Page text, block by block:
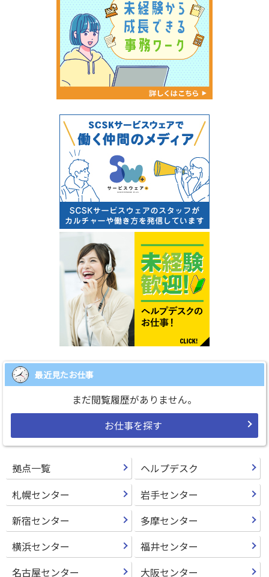
最近見たお仕事
まだ閲覧履歴がありません。
お仕事を探す
拠点一覧
ヘルプデスク
札幌センター
岩手センター
新宿センター
多摩センター
横浜センター
福井センター
名古屋センター
大阪センター